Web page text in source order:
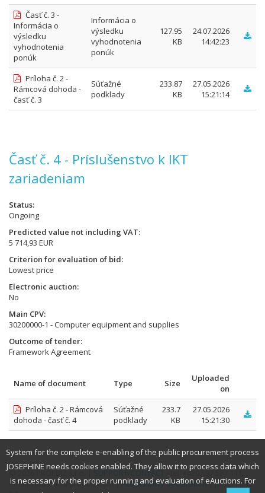
Časť č. 3 -
Informácia o
výsledku
vyhodnotenia
ponúk
Informácia o
výsledku
vyhodnotenia
ponúk
127.95
KB
24.07.2026
14:42:23
Príloha č. 2 -
Rámcová dohoda -
časť č. 3
Súťažné
podklady
233.87
KB
27.05.2026
15:21:14
Časť č. 4 - Príslušenstvo k IKT
zariadeniam
Status
Ongoing
Predicted value not including VAT
5 714,93 EUR
Criterion for evaluation of bid
Lowest price
Electronic auction
No
Main CPV
30200000-1 - Computer equipment and supplies
Outcome of tender
Framework Agreement
Name of document Type Size
Uploaded
on
Príloha č. 2 - Rámcová
dohoda - časť č. 4
Súťažné
podklady
233.7
KB
27.05.2026
15:21:30
© 2026 PROEBIZ s.r.o. |SUPPORT/CONTACT- tel: +420 597 587 111,
email: houston@proebiz.com |Accessibility declaration| JOSEPHINE
System for the complete e-enabling of the public procurement process
JOSEPHINE needs cookies enabled. They allow it to process data which
is necessary for the proper running and evaluation of eAuctions. For